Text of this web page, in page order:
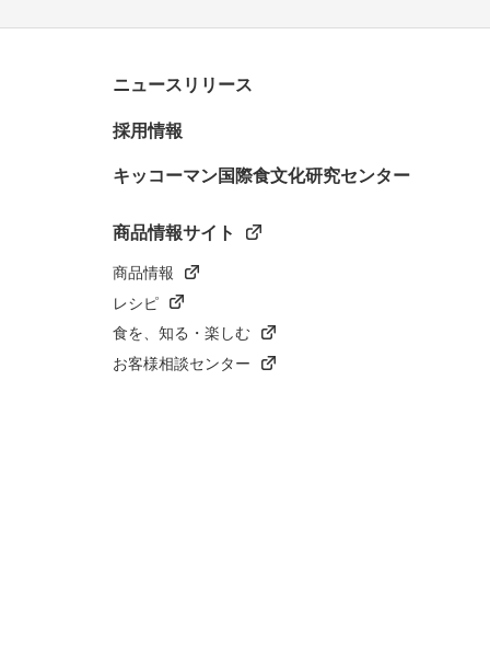
ニュースリリース
採用情報
キッコーマン国際食文化研究センター
商品情報サイト
商品情報
レシピ
食を、知る・楽しむ
お客様相談センター